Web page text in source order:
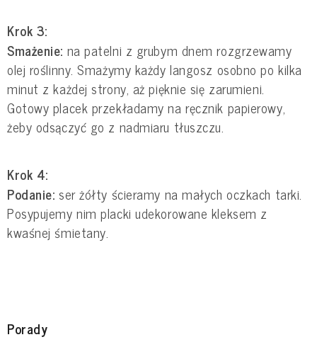
Krok 3:
Smażenie: na patelni z grubym dnem rozgrzewamy
olej roślinny. Smażymy każdy langosz osobno po kilka
minut z każdej strony, aż pięknie się zarumieni.
Gotowy placek przekładamy na ręcznik papierowy,
żeby odsączyć go z nadmiaru tłuszczu.
Krok 4:
Podanie: ser żółty ścieramy na małych oczkach tarki.
Posypujemy nim placki udekorowane kleksem z
kwaśnej śmietany.
Porady